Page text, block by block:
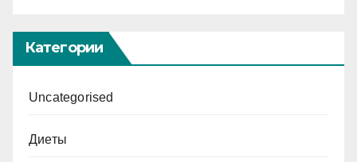
Категории
Uncategorised
Диеты